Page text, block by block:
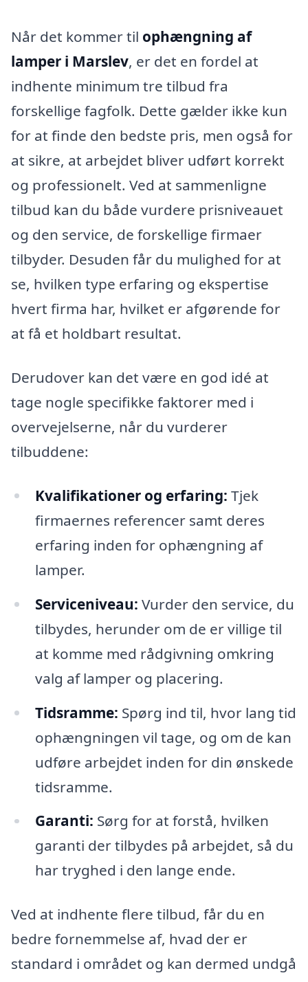
Når det kommer til ophængning af
lamper i Marslev, er det en fordel at
indhente minimum tre tilbud fra
forskellige fagfolk. Dette gælder ikke kun
for at finde den bedste pris, men også for
at sikre, at arbejdet bliver udført korrekt
og professionelt. Ved at sammenligne
tilbud kan du både vurdere prisniveauet
og den service, de forskellige firmaer
tilbyder. Desuden får du mulighed for at
se, hvilken type erfaring og ekspertise
hvert firma har, hvilket er afgørende for
at få et holdbart resultat.
Derudover kan det være en god idé at
tage nogle specifikke faktorer med i
overvejelserne, når du vurderer
tilbuddene:
Kvalifikationer og erfaring: Tjek
firmaernes referencer samt deres
erfaring inden for ophængning af
lamper.
Serviceniveau: Vurder den service, du
tilbydes, herunder om de er villige til
at komme med rådgivning omkring
valg af lamper og placering.
Tidsramme: Spørg ind til, hvor lang tid
ophængningen vil tage, og om de kan
udføre arbejdet inden for din ønskede
tidsramme.
Garanti: Sørg for at forstå, hvilken
garanti der tilbydes på arbejdet, så du
har tryghed i den lange ende.
Ved at indhente flere tilbud, får du en
bedre fornemmelse af, hvad der er
standard i området og kan dermed undgå